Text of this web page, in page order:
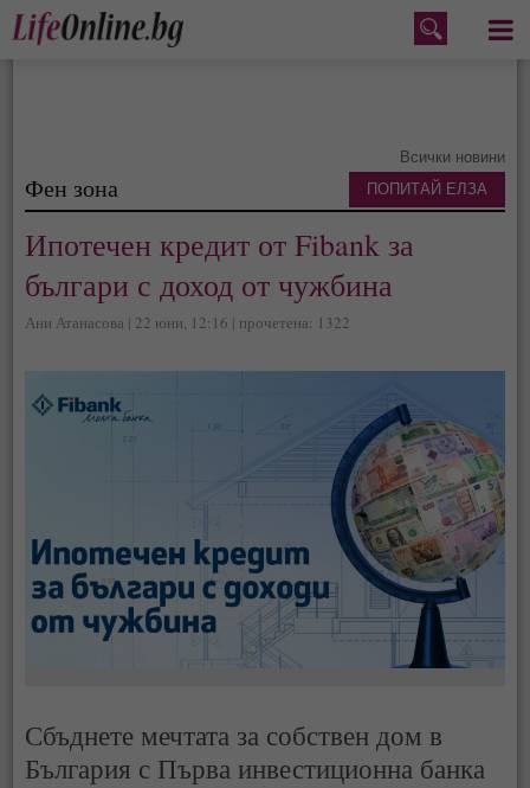
Меню
Всички новини
Фен зона
Ипотечен кредит от Fibank за
българи с доход от чужбина
Ани Атанасова | 22 юни, 12:16 | прочетена: 1322
Сбъднете мечтата за собствен дом в
България с Първа инвестиционна банка
ПОПИТАЙ ЕЛЗА